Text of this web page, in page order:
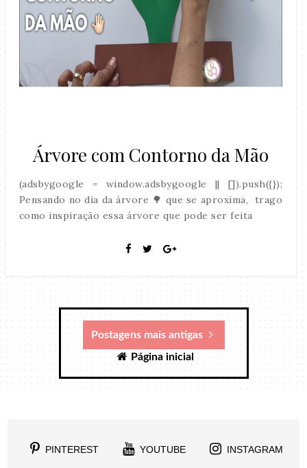
Árvore com Contorno da Mão
(adsbygoogle = window.adsbygoogle || []).push({});
Pensando no dia da árvore 🌳 que se aproxima, trago
como inspiração essa árvore que pode ser feita
Postagens mais antigas
Página inicial
PINTEREST YOUTUBE INSTAGRAM